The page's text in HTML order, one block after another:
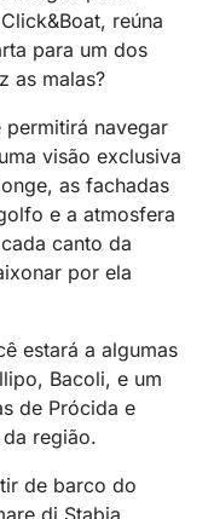
reúna
para um dos
as malas?
navegar
visão exclusiva
as fachadas
e a atmosfera
canto da
por ela
estará a algumas
Bacoli, e um
de Prócida e
região.
de barco do